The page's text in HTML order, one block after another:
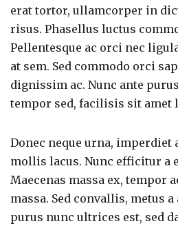
erat tortor, ullamcorper in
risus. Phasellus luctus
Pellentesque ac orci nec
at sem. Sed commodo orci
dignissim ac. Nunc ante
tempor sed, facilisis sit amet
Donec neque urna, imperdiet
mollis lacus. Nunc efficitur a
Maecenas massa ex, tempor
massa. Sed convallis, metus
purus nunc ultrices est, sed